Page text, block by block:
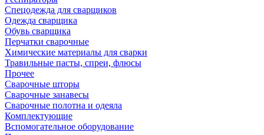
Спецодежда для сварщиков
Одежда сварщика
Обувь сварщика
Перчатки сварочные
Химические материалы для сварки
Травильные пасты, спреи, флюсы
Прочее
Сварочные шторы
Сварочные занавесы
Сварочные полотна и одеяла
Комплектующие
Вспомогательное оборудование